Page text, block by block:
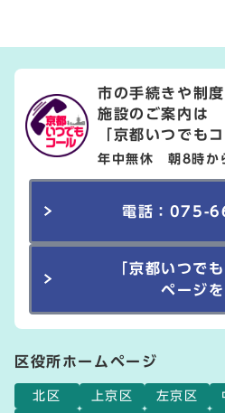
市の手続きや制度
施設のご案内は
「京都いつでもコ
年中無休 朝8時か
電話：075-
「京都いつで
ページ
区役所ホームページ
北区 上京区 左京区